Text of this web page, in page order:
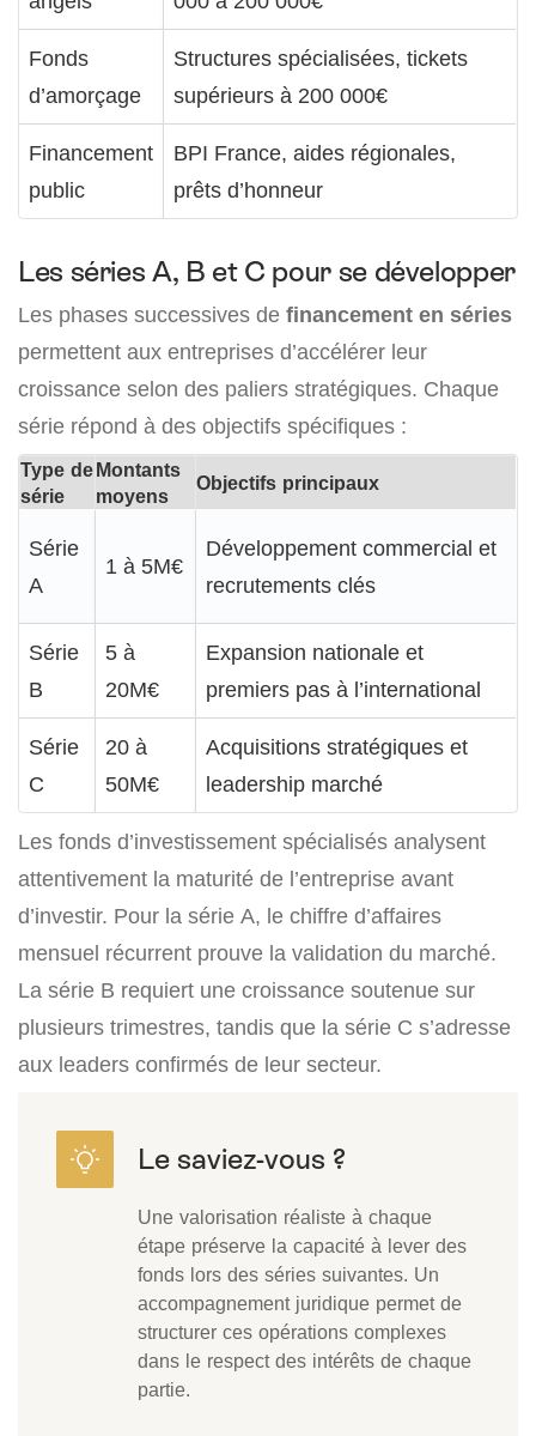
Fonds
d’amorçage
Structures spécialisées, tickets
supérieurs à 200 000€
Financement
public
BPI France, aides régionales,
prêts d’honneur
Les séries A, B et C pour se développer
Les phases successives de financement en séries
permettent aux entreprises d’accélérer leur
croissance selon des paliers stratégiques. Chaque
série répond à des objectifs spécifiques :
Type de
série
Montants
moyens
Objectifs principaux
Série
A
1 à 5M€
Développement commercial et
recrutements clés
Série
B
5 à
20M€
Expansion nationale et
premiers pas à l’international
Série
C
20 à
50M€
Acquisitions stratégiques et
leadership marché
Les fonds d’investissement spécialisés analysent
attentivement la maturité de l’entreprise avant
d’investir. Pour la série A, le chiffre d’affaires
mensuel récurrent prouve la validation du marché.
La série B requiert une croissance soutenue sur
plusieurs trimestres, tandis que la série C s’adresse
aux leaders confirmés de leur secteur.
Une valorisation réaliste à chaque
étape préserve la capacité à lever des
fonds lors des séries suivantes. Un
accompagnement juridique permet de
structurer ces opérations complexes
dans le respect des intérêts de chaque
partie.